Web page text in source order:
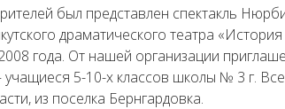
был представлен спектакль
драматического театра
года. От нашей организации
5-10-х классов школы № 3 г.
из поселка Бернгардовка.